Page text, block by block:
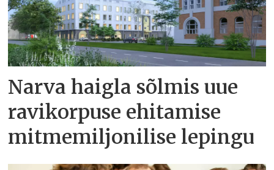
Narva haigla sõlmis uue
ravikorpuse ehitamise
mitmemiljonilise lepingu